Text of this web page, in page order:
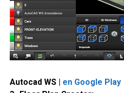
Autocad WS | en Google Play